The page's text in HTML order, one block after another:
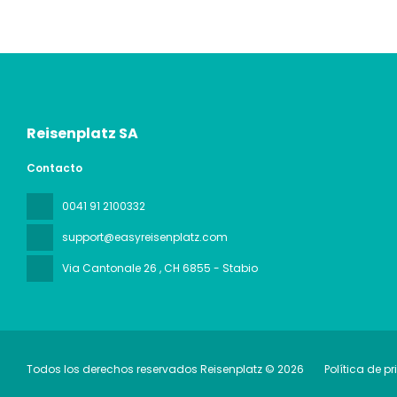
Reisenplatz SA
Contacto
0041 91 2100332
support@easyreisenplatz.com
Via Cantonale 26 , CH 6855 - Stabio
Todos los derechos reservados Reisenplatz © 2026 Política de